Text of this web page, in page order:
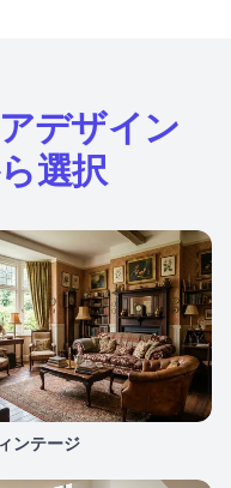
デザイン
選択
ンテージ